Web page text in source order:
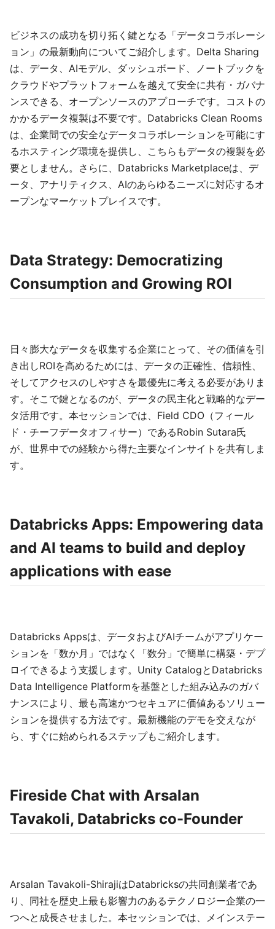
ビジネスの成功を切り拓く鍵となる「データコラボレーシ
ョン」の最新動向についてご紹介します。Delta Sharing
は、データ、AIモデル、ダッシュボード、ノートブックを
クラウドやプラットフォームを越えて安全に共有・ガバナ
ンスできる、オープンソースのアプローチです。コストの
かかるデータ複製は不要です。Databricks Clean Rooms
は、企業間での安全なデータコラボレーションを可能にす
るホスティング環境を提供し、こちらもデータの複製を必
要としません。さらに、Databricks Marketplaceは、デ
ータ、アナリティクス、AIのあらゆるニーズに対応するオ
ープンなマーケットプレイスです。
Data Strategy: Democratizing
Consumption and Growing ROI
日々膨大なデータを収集する企業にとって、その価値を引
き出しROIを高めるためには、データの正確性、信頼性、
そしてアクセスのしやすさを最優先に考える必要がありま
す。そこで鍵となるのが、データの民主化と戦略的なデー
タ活用です。本セッションでは、Field CDO（フィール
ド・チーフデータオフィサー）であるRobin Sutara氏
が、世界中での経験から得た主要なインサイトを共有しま
す。
Databricks Apps: Empowering data
and AI teams to build and deploy
applications with ease
Databricks Appsは、データおよびAIチームがアプリケー
ションを「数か月」ではなく「数分」で簡単に構築・デプ
ロイできるよう支援します。Unity CatalogとDatabricks
Data Intelligence Platformを基盤とした組み込みのガバ
ナンスにより、最も高速かつセキュアに価値あるソリュー
ションを提供する方法です。最新機能のデモを交えなが
ら、すぐに始められるステップもご紹介します。
Fireside Chat with Arsalan
Tavakoli, Databricks co-Founder
Arsalan Tavakoli-ShirajiはDatabricksの共同創業者であ
り、同社を歴史上最も影響力のあるテクノロジー企業の一
つへと成長させました。本セッションでは、メインステー